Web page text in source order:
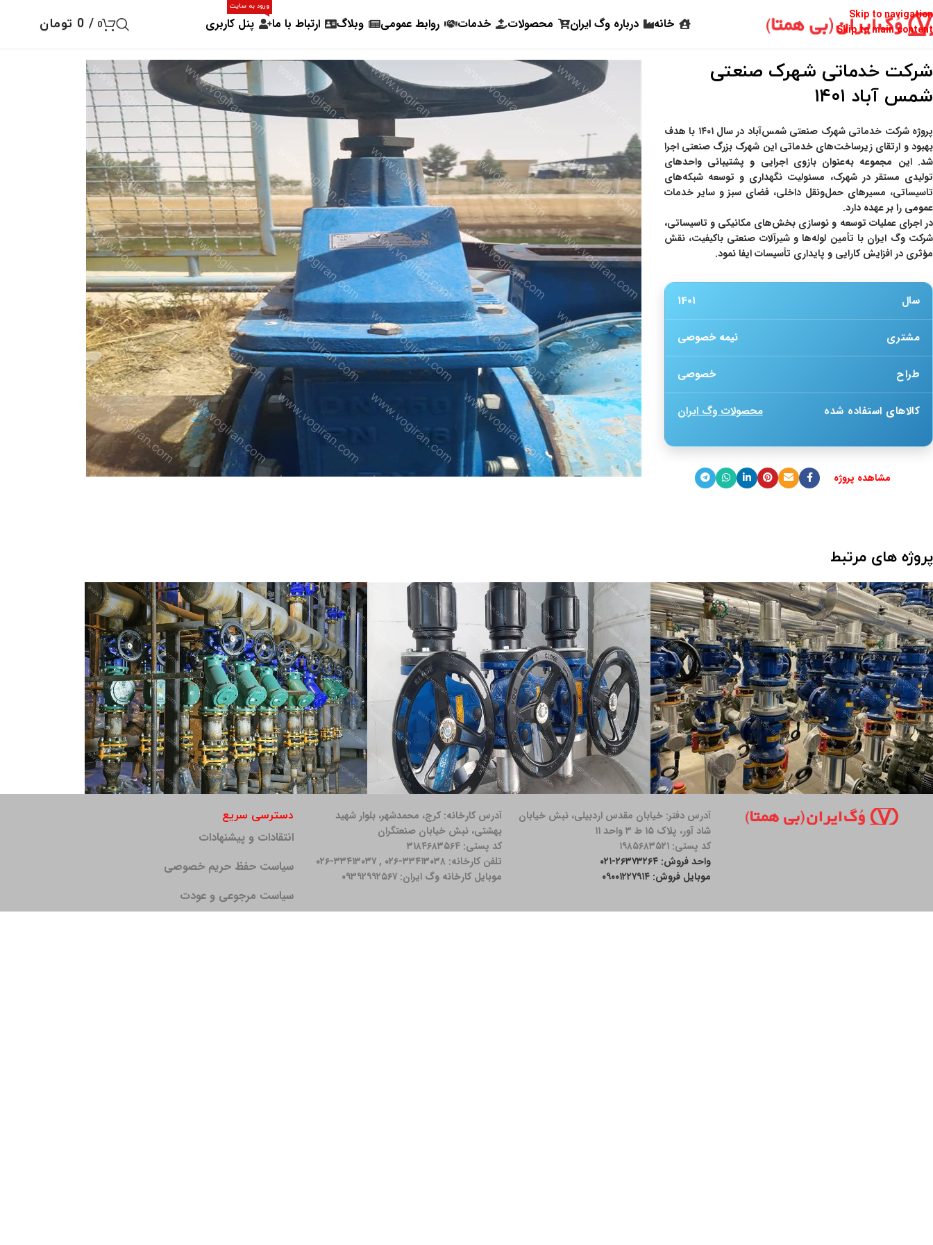
ثبت نام در خبرنامه وگ ایران بی همتا
* * * جدیدترین مقالات صنعتی را در ایمیل خود دریافت کنید * * *
سیاست حفظ حریم خصوصی
خانه درباره وگ ایران محصولات خدمات روابط عمومی وبلاگ ارتباط با ما پنل کاربری
ورود به سایت
0
/
0 تومان
شرکت خدماتی شهرک صنعتی
شمس آباد ۱۴۰۱
پروژهشرکت خدماتی شهرک صنعتی شمس‌آباد
در سال ۱۴۰۱ با هدف
بهبود و ارتقای زیرساخت‌های خدماتی این شهرک بزرگ صنعتی اجرا
شد. این مجموعه به‌عنوان بازوی اجرایی و پشتیبانی واحدهای
تولیدی مستقر در شهرک، مسئولیت نگهداری و توسعه شبکه‌های
تاسیساتی، مسیرهای حمل‌ونقل داخلی، فضای سبز و سایر خدمات
عمومی را بر عهده دارد.
در اجرای عملیات توسعه و نوسازی بخش‌های مکانیکی و تاسیساتی،
شرکت وگ ایران با تأمین لوله‌ها و شیرآلات صنعتی باکیفیت، نقش
مؤثری در افزایش کارایی و پایداری تأسیسات ایفا نمود.
سال 1401
مشتری نیمه خصوصی
طراح خصوصی
کالاهای استفاده شده محصولات وگ ایران
مشاهده پروژه
پروژه های مرتبط
5- ساختمان 5- ساختمان
پروژه ازبکستان ۱۴۰۱ 5- ساختمان
پروژه بنیاد شهید ۱ تهران ۱۳۹۹
آدرس دفتر: خیابان مقدس اردبیلی، نبش خیابان
شاد آور، پلاک ۱۵ ط ۳ واحد ۱۱
کد پستی: ۱۹۸۵۶۸۳۵۲۱
واحد فروش: ۲۶۳۷۳۲۶۴-۰۲۱
موبایل فروش: ۰۹۰۰۱۲۲۷۹۱۴
آدرس کارخانه: كرج، محمدشهر، بلوار شهید
بهشتی، نبش خیابان صنعتگران
کد پستی: ۳۱۸۴۶۸۳۵۶۴
تلفن کارخانه: ۳۳۴۱۳۰۳۸-۰۲۶ , ۳۳۴۱۳۰۳۷-۰۲۶
موبایل کارخانه وگ ایران: ۰۹۳۹۲۹۹۲۵۶۷
دسترسی سریع
انتقادات و پیشنهادات
سیاست حفظ حریم خصوصی
سیاست مرجوعی و عودت